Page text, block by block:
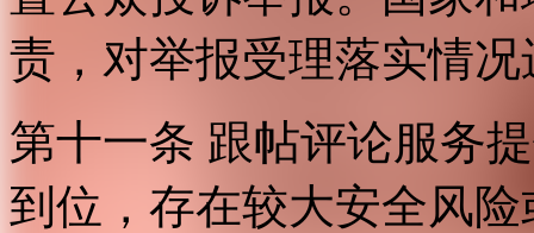
责，对举报受理落实情
第十一条 跟帖评论服务
到位，存在较大安全风